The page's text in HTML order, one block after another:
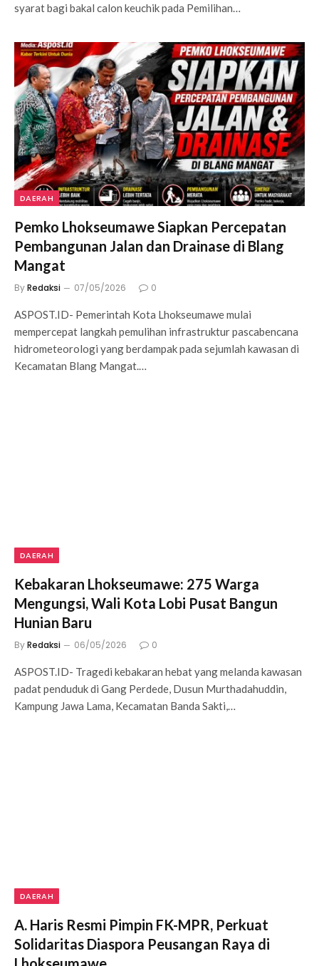
syarat bagi bakal calon keuchik pada Pemilihan…
DAERAH
Pemko Lhokseumawe Siapkan Percepatan
Pembangunan Jalan dan Drainase di Blang
Mangat
ByRedaksi 07/05/2026 0
ASPOST.ID- Pemerintah Kota Lhokseumawe mulai
mempercepat langkah pemulihan infrastruktur pascabencana
hidrometeorologi yang berdampak pada sejumlah kawasan di
Kecamatan Blang Mangat.…
DAERAH
Kebakaran Lhokseumawe: 275 Warga
Mengungsi, Wali Kota Lobi Pusat Bangun
Hunian Baru
ByRedaksi 06/05/2026 0
ASPOST.ID- Tragedi kebakaran hebat yang melanda kawasan
padat penduduk di Gang Perdede, Dusun Murthadahuddin,
Kampung Jawa Lama, Kecamatan Banda Sakti,…
DAERAH
A. Haris Resmi Pimpin FK-MPR, Perkuat
Solidaritas Diaspora Peusangan Raya di